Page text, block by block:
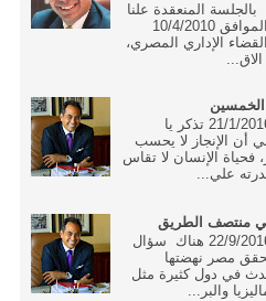
2010 § بالجلسة المنعقدة علنا
في يوم السبت الموافق 10/4/2010
الإداري المصري،
جريدة الاخبار - 21/1/2016 تذكر يا
أن الإنجاز لا يحسب
فحياة الإنسان لا تقاس
علي...
منتصف الطريق
جريدة الاخبار - 22/9/2016 هناك سؤال
مصر نهضتها
حدث في دول كثيرة مثل
والبر...